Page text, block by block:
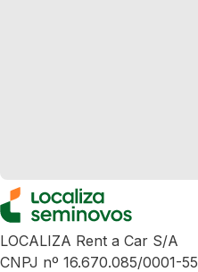
LOCALIZA Rent a Car S/A
CNPJ nº 16.670.085/0001-55